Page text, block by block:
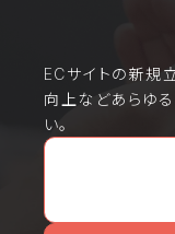
ECサイトの新規
向上などあらゆ
い。